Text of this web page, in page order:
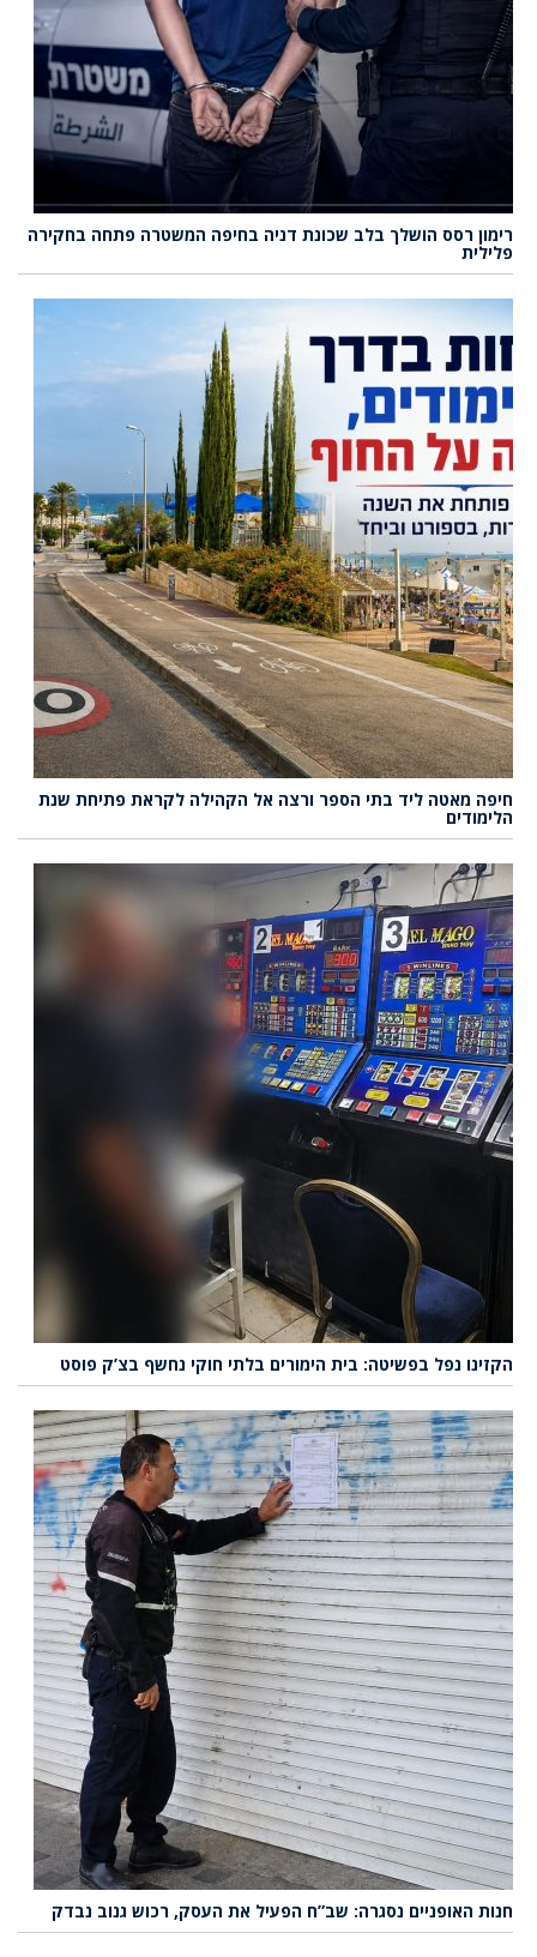
רימון רסס הושלך בלב שכונת דניה בחיפה המשטרה פתחה בחקירה
פלילית
חיפה מאטה ליד בתי הספר ורצה אל הקהילה לקראת פתיחת שנת
הלימודים
הקזינו נפל בפשיטה: בית הימורים בלתי חוקי נחשף בצ’ק פוסט
חנות האופניים נסגרה: שב”ח הפעיל את העסק, רכוש גנוב נבדק